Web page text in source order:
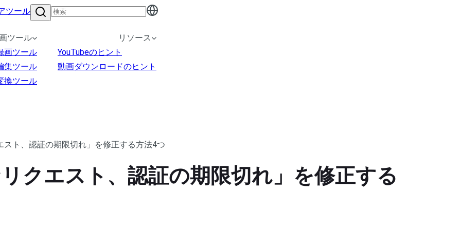
ツール
ツール
画ツール
集ツール
換ツール
リソース
YouTubeのヒント
動画ダウンロードのヒント
スト、認証の期限切れ」を修正する方法4つ
クエスト、認証の期限切れ」を修正する